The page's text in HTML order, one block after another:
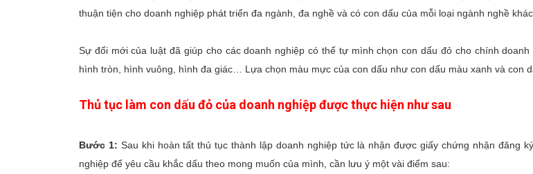
thuận tiện cho doanh nghiệp phát triển đa ngành, đa nghề và có con dấu của mỗi loại ngành nghề
Sự đổi mới của luật đã giúp cho các doanh nghiệp có thể tự mình chọn con dấu đỏ cho chính
hình tròn, hình vuông, hình đa giác… Lựa chọn màu mực của con dấu như con dấu màu xanh và con
Thủ tục làm con dấu đỏ của doanh nghiệp được thực hiện như sau
Bước 1: Sau khi hoàn tất thủ tục thành lập doanh nghiệp tức là nhận được giấy chứng nhận đăng
nghiệp để yêu cầu khắc dấu theo mong muốn của mình, cần lưu ý một vài điểm sau: